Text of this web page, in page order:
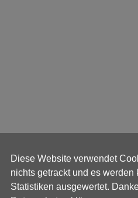
Diese Website verwendet
nichts getrackt und es werden
Statistiken ausgewertet.